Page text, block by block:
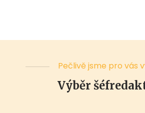
Pečlivě jsme pro vás
Výběr